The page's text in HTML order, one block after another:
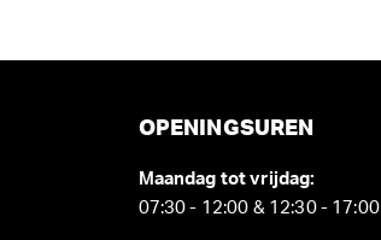
OPENINGSUREN
Maandag tot vrijdag:
07:30 - 12:00 & 12:30 - 17:00